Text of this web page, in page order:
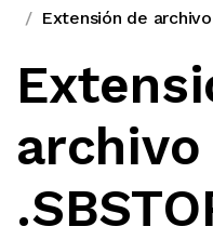
Extensión de archivo
archivo